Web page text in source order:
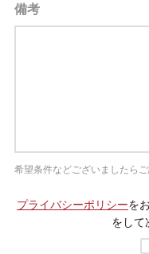
備考
希望条件などございましたら
プライバシーポリシーを
をして